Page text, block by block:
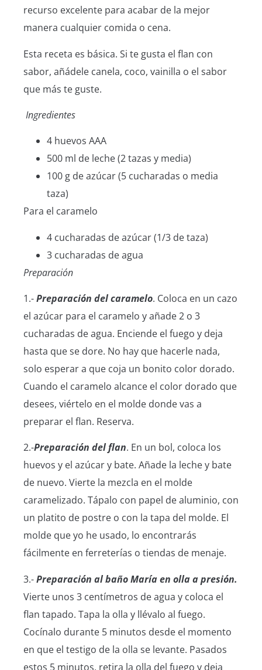
recurso excelente para acabar de la mejor
manera cualquier comida o cena.
Esta receta es básica. Si te gusta el flan con
sabor, añádele canela, coco, vainilla o el sabor
que más te guste.
Ingredientes
4 huevos AAA
500 ml de leche (2 tazas y media)
100 g de azúcar (5 cucharadas o media
taza)
Para el caramelo
4 cucharadas de azúcar (1/3 de taza)
3 cucharadas de agua
Preparación
1.-Preparación del caramelo. Coloca en un cazo
el azúcar para el caramelo y añade 2 o 3
cucharadas de agua. Enciende el fuego y deja
hasta que se dore. No hay que hacerle nada,
solo esperar a que coja un bonito color dorado.
Cuando el caramelo alcance el color dorado que
desees, viértelo en el molde donde vas a
preparar el flan. Reserva.
2.-Preparación del flan. En un bol, coloca los
huevos y el azúcar y bate. Añade la leche y bate
de nuevo. Vierte la mezcla en el molde
caramelizado. Tápalo con papel de aluminio, con
un platito de postre o con la tapa del molde. El
molde que yo he usado, lo encontrarás
fácilmente en ferreterías o tiendas de menaje.
3.-Preparación al baño María en olla a presión.
Vierte unos 3 centímetros de agua y coloca el
flan tapado. Tapa la olla y llévalo al fuego.
Cocínalo durante 5 minutos desde el momento
en que el testigo de la olla se levante. Pasados
estos 5 minutos, retira la olla del fuego y deja